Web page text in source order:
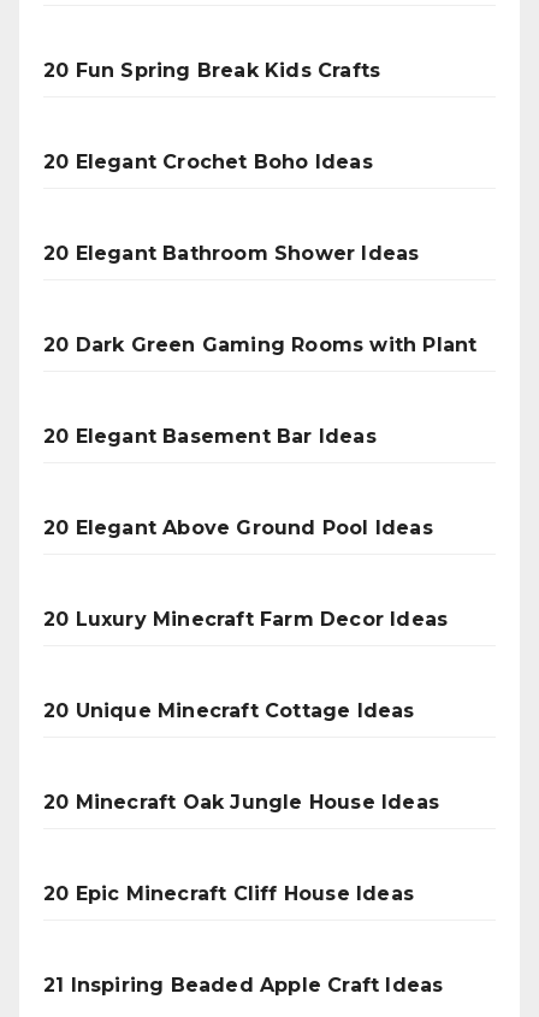
20 Fun Spring Break Kids Crafts
20 Elegant Crochet Boho Ideas
20 Elegant Bathroom Shower Ideas
20 Dark Green Gaming Rooms with Plant
20 Elegant Basement Bar Ideas
20 Elegant Above Ground Pool Ideas
20 Luxury Minecraft Farm Decor Ideas
20 Unique Minecraft Cottage Ideas
20 Minecraft Oak Jungle House Ideas
20 Epic Minecraft Cliff House Ideas
21 Inspiring Beaded Apple Craft Ideas